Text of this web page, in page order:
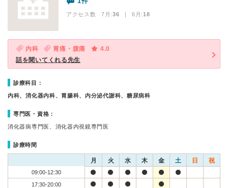
アクセス数 7月:36 | 6月:18
内科 胃痛・腹痛
4.0
話を聞いてくれる先生
診療科目：
内科、消化器内科、胃腸科、内分泌代謝科、糖尿病科
専門医・資格：
消化器病専門医、消化器内視鏡専門医
診療時間
月 火 水 木 金 土 日 祝
09:00-12:30
17:30-20:00